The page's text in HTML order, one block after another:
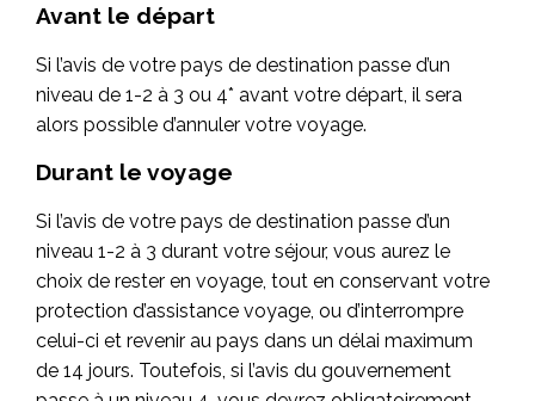
Avant le départ
Si l’avis de votre pays de destination passe d’un
niveau de 1-2 à 3 ou 4* avant votre départ, il sera
alors possible d’annuler votre voyage.
Durant le voyage
Si l’avis de votre pays de destination passe d’un
niveau 1-2 à 3 durant votre séjour, vous aurez le
choix de rester en voyage, tout en conservant votre
protection d’assistance voyage, ou d’interrompre
celui-ci et revenir au pays dans un délai maximum
de 14 jours. Toutefois, si l’avis du gouvernement